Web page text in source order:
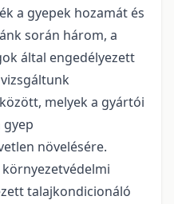
a gyepek hozamát és
során három, a
által engedélyezett
melyek a gyártói
gyep
növelésére.
talajkondicionáló